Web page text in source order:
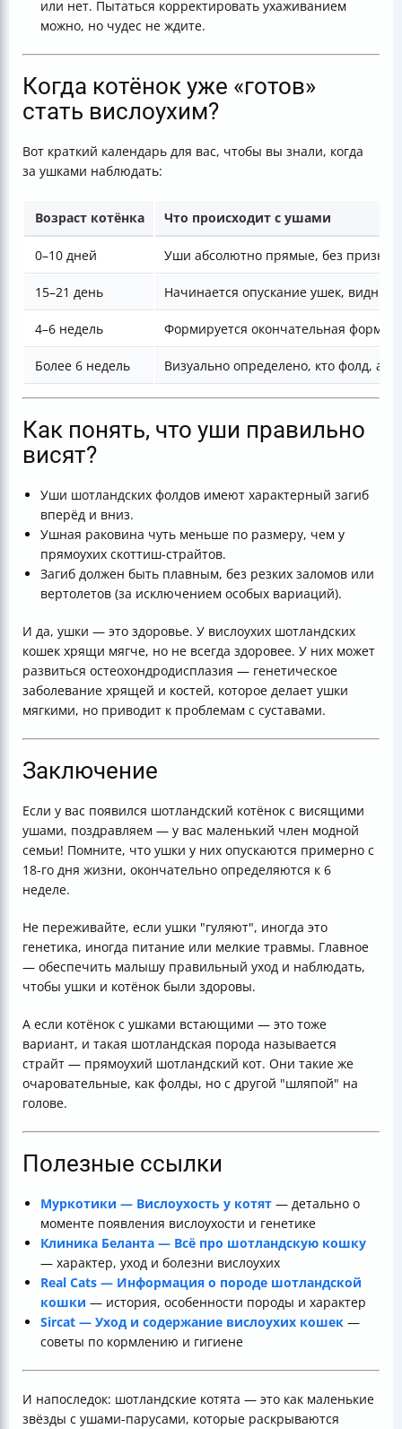
или нет. Пытаться корректировать ухаживанием
можно, но чудес не ждите.
Когда котёнок уже «готов»
стать вислоухим?
Вот краткий календарь для вас, чтобы вы знали, когда
за ушками наблюдать:
Возраст котёнка Что происходит с ушами
0–10 дней Уши абсолютно прямые, без
15–21 день Начинается опускание ушек, видны
4–6 недель Формируется окончательная форма
Более 6 недель Визуально определено, кто фолд, а
Как понять, что уши правильно
висят?
Уши шотландских фолдов имеют характерный загиб
вперёд и вниз.
Ушная раковина чуть меньше по размеру, чем у
прямоухих скоттиш-страйтов.
Загиб должен быть плавным, без резких заломов или
вертолетов (за исключением особых вариаций).
И да, ушки — это здоровье. У вислоухих шотландских
кошек хрящи мягче, но не всегда здоровее. У них может
развиться остеохондродисплазия — генетическое
заболевание хрящей и костей, которое делает ушки
мягкими, но приводит к проблемам с суставами.
Заключение
Если у вас появился шотландский котёнок с висящими
ушами, поздравляем — у вас маленький член модной
семьи! Помните, что ушки у них опускаются примерно с
18-го дня жизни, окончательно определяются к 6
неделе.
Не переживайте, если ушки "гуляют", иногда это
генетика, иногда питание или мелкие травмы. Главное
— обеспечить малышу правильный уход и наблюдать,
чтобы ушки и котёнок были здоровы.
А если котёнок с ушками встающими — это тоже
вариант, и такая шотландская порода называется
страйт — прямоухий шотландский кот. Они такие же
очаровательные, как фолды, но с другой "шляпой" на
голове.
Полезные ссылки
Муркотики — Вислоухость у котят — детально о
моменте появления вислоухости и генетике
Клиника Беланта — Всё про шотландскую кошку
— характер, уход и болезни вислоухих
Real Cats — Информация о породе шотландской
кошки — история, особенности породы и характер
Sircat — Уход и содержание вислоухих кошек —
советы по кормлению и гигиене
И напоследок: шотландские котята — это как маленькие
звёзды с ушами-парусами, которые раскрываются